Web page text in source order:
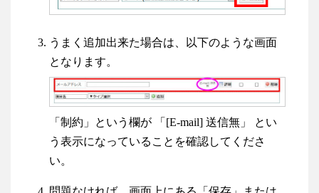
うまく追加出来た場合は、以下のような画面
となります。
「制約」という欄が 「 [E-mail] 送信無 」 とい
う表示になっていることを確認してくださ
い。